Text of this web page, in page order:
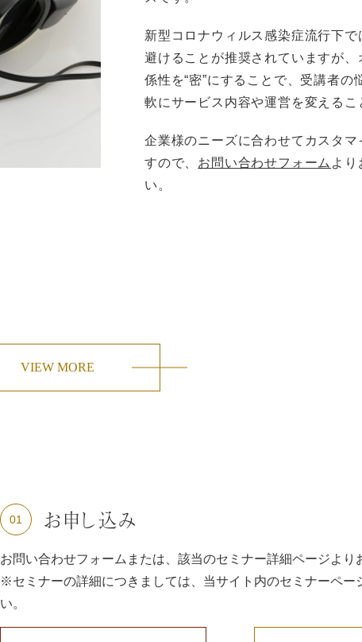
新型コロナウィルス感染症流行下で
避けることが推奨されていますが、
係性を“密”にすることで、受講者の
軟にサービス内容や運営を変えるこ
企業様のニーズに合わせてカスタ
すので、 お問い合わせフォーム より
い。
VIEW MORE
01 お申し込み
お問い合わせフォームまたは、該当のセミナー詳細ページより
※セミナーの詳細につきましては、当サイト内のセミナーペー
い。